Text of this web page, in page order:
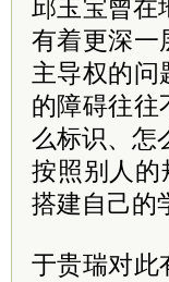
邱玉宝曾在
有着更深一
主导权的问
的障碍往往
么标识、怎
按照别人
搭建自己的
于贵瑞对此